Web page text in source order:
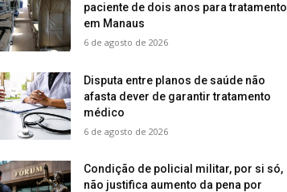
paciente de dois anos para tratamento
em Manaus
6 de agosto de 2026
Disputa entre planos de saúde não
afasta dever de garantir tratamento
médico
6 de agosto de 2026
Condição de policial militar, por si só,
não justifica aumento da pena por